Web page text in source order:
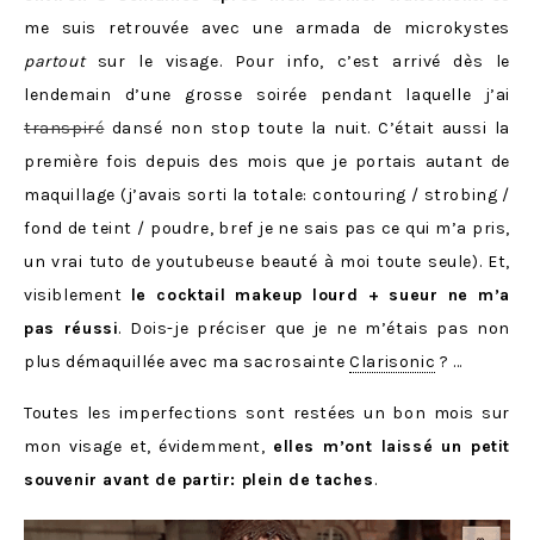
me suis retrouvée avec une armada de microkystes
partoutsur le visage. Pour info, c’est arrivé dès le
lendemain d’une grosse soirée pendant laquelle j’ai
transpirédansé non stop toute la nuit. C’était aussi la
première fois depuis des mois que je portais autant de
maquillage (j’avais sorti la totale: contouring / strobing /
fond de teint / poudre, bref je ne sais pas ce qui m’a pris,
un vrai tuto de youtubeuse beauté à moi toute seule). Et,
visiblement le cocktail makeup lourd + sueur ne m’a
pas réussi. Dois-je préciser que je ne m’étais pas non
plus démaquillée avec ma sacrosainteClarisonic ? …
Toutes les imperfections sont restées un bon mois sur
mon visage et, évidemment, elles m’ont laissé un petit
souvenir avant de partir: plein de taches.